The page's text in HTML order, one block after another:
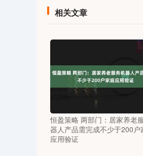
相关文章
恒盈策略 两部门：居家养老
器人产品需完成不少于200户
应用验证